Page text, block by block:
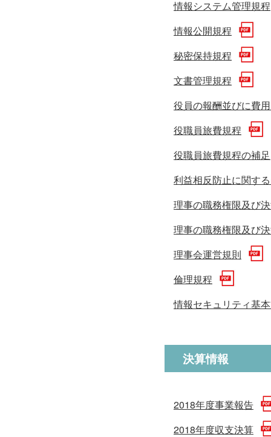
情報システム管理規程
情報公開規程
秘密保持規程
文書管理規程
役員の報酬並びに費
役職員旅費規程
役職員旅費規程の補足
利益相反防止に関す
理事の職務権限及び
理事の職務権限及び
理事会運営規則
倫理規程
情報セキュリティ基
決算情報
2018年度事業報告
2018年度収支決算